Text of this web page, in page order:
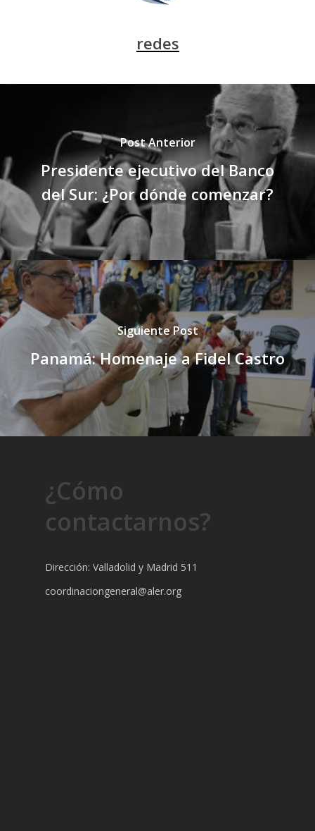
redes
Post Anterior
Presidente ejecutivo del Banco
del Sur: ¿Por dónde comenzar?
Siguiente Post
Panamá: Homenaje a Fidel Castro
¿Cómo
contactarnos?
Dirección: Valladolid y Madrid 511
coordinaciongeneral@aler.org